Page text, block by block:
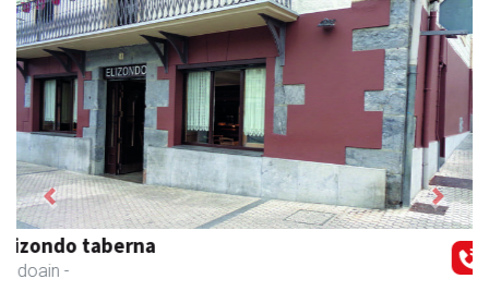
Andoaingo AEK euskaltegia
Andoain
Previous Next